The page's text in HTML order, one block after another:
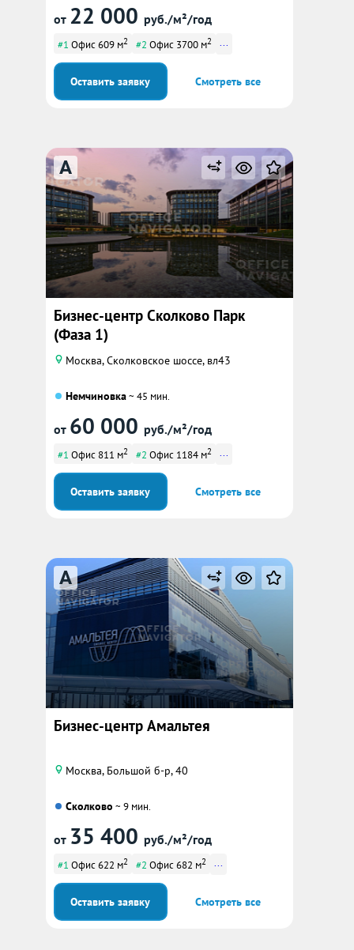
от 22 000 руб./м²/год
#1 Офис 609 м2 #2 Офис 3700 м2 ...
Оставить заявку Смотреть все
A
Бизнес-центр Сколково Парк
(Фаза 1)
Москва, Сколковское шоссе, вл43
Немчиновка~ 45 мин.
от 60 000 руб./м²/год
#1 Офис 811 м2 #2 Офис 1184 м2 ...
Оставить заявку Смотреть все
A
Бизнес-центр Амальтея
Москва, Большой б-р, 40
Сколково ~ 9 мин.
от 35 400 руб./м²/год
#1 Офис 622 м2 #2 Офис 682 м2 ...
Оставить заявку Смотреть все